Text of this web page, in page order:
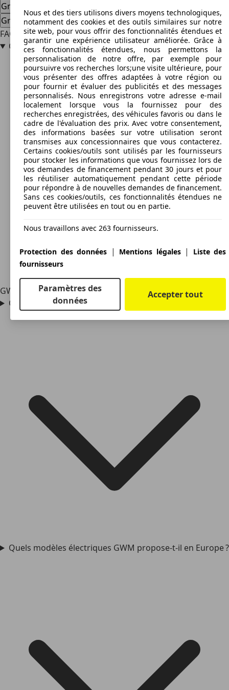
Great Wall voiture d'occasion
Great Wall offres concessionnaire
FAQ
Quand GWM a-t-il été fondé ?
GWM, ou Great Wall Motor, a été créé en 1984 en Chine.
Quelles sont les sous-marques de GWM ?
Quels modèles électriques GWM propose-t-il en Europe ?
Nous et des tiers utilisons divers moyens technologiques,
notamment des cookies et des outils similaires sur notre
site web, pour vous offrir des fonctionnalités étendues et
garantir une expérience utilisateur améliorée. Grâce à
ces fonctionnalités étendues, nous permettons la
personnalisation de notre offre, par exemple pour
poursuivre vos recherches lors;une visite ultérieure, pour
vous présenter des offres adaptées à votre région ou
pour fournir et évaluer des publicités et des messages
personnalisés. Nous enregistrons votre adresse e-mail
localement lorsque vous la fournissez pour des
recherches enregistrées, des véhicules favoris ou dans le
cadre de l'évaluation des prix. Avec votre consentement,
des informations basées sur votre utilisation seront
transmises aux concessionnaires que vous contacterez.
Certains cookies/outils sont utilisés par les fournisseurs
pour stocker les informations que vous fournissez lors de
vos demandes de financement pendant 30 jours et pour
les réutiliser automatiquement pendant cette période
pour répondre à de nouvelles demandes de financement.
Sans ces cookies/outils, ces fonctionnalités étendues ne
peuvent être utilisées en tout ou en partie.
Nous travaillons avec 263 fournisseurs.
Protection des données | Mentions légales|
Liste des
fournisseurs
Paramètres des
données
Accepter tout